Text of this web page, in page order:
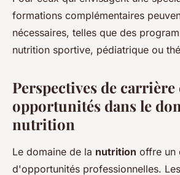
formations complémentaires
nécessaires, telles que des
nutrition sportive, pédiatrique ou
Perspectives de carrière
opportunités dans le
nutrition
Le domaine de la nutrition offre un
d'opportunités professionnelles.